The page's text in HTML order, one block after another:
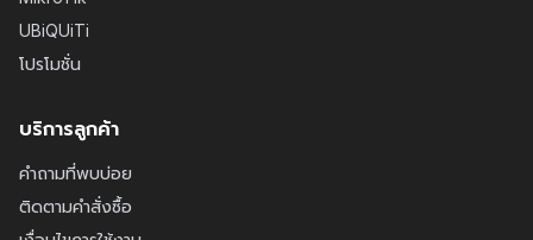
UBiQUiTi
โปรโมชั่น
บริการลูกค้า
คำถามที่พบบ่อย
ติดตามคำสั่งซื้อ